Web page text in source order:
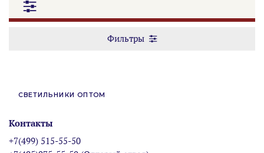
Фильтры
СВЕТИЛЬНИКИ ОПТОМ
Контакты
+7(499) 515-55-50